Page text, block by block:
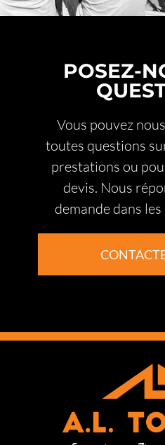
POSEZ-
Vous pouvez
toutes questions
prestations ou
devis. Nous
demande dans